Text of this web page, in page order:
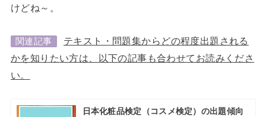
けどね～。
関連記事
テキスト・問題集からどの程度出題される
かを知りたい方は、以下の記事も合わせてお読みくださ
い。
日本化粧品検定（コスメ検定）の出題傾向